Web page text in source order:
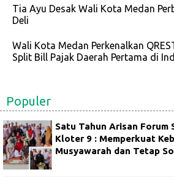
Tia Ayu Desak Wali Kota Medan
Deli
Wali Kota Medan Perkenalkan
Split Bill Pajak Daerah Pertama di
Populer
Satu Tahun Arisan Forum
Kloter 9 : Memperkuat
Musyawarah dan Tetap